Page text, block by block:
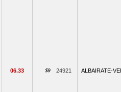
06.33 24921 ALBAIRATE-